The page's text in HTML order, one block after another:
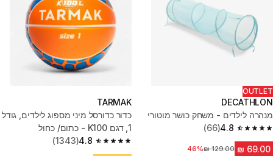
OUTLET
DECATHLON
מנהרה לילדים - משחק כושר מוטורי
4.8
4.8 out of 5 stars from 66 reviews
(66)
מחיר לפני הנחה‏129.00 ₪
46%
TARMAK
כדור כדורסל מיני מספוג לילדים, גודל
1, דגם K100 - כתום/ כחול
4.8
4.8 out of 5 stars from 1343 reviews
(1343)